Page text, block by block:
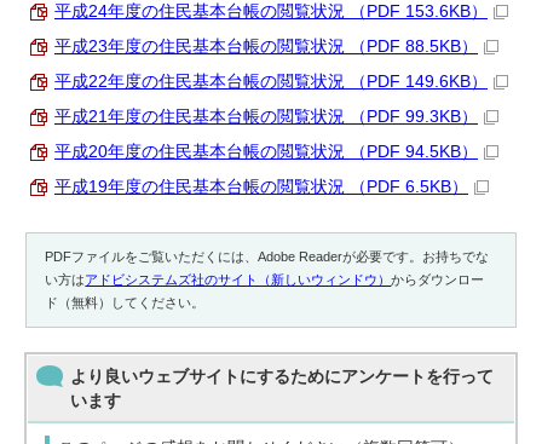
平成24年度の住民基本台帳の閲覧状況 （PDF 153.6KB）
平成23年度の住民基本台帳の閲覧状況 （PDF 88.5KB）
平成22年度の住民基本台帳の閲覧状況 （PDF 149.6KB）
平成21年度の住民基本台帳の閲覧状況 （PDF 99.3KB）
平成20年度の住民基本台帳の閲覧状況 （PDF 94.5KB）
平成19年度の住民基本台帳の閲覧状況 （PDF 6.5KB）
PDFファイルをご覧いただくには、Adobe Readerが必要です。お持ちでな
い方はアドビシステムズ社のサイト（新しいウィンドウ）からダウンロー
ド（無料）してください。
より良いウェブサイトにするためにアンケートを行って
います